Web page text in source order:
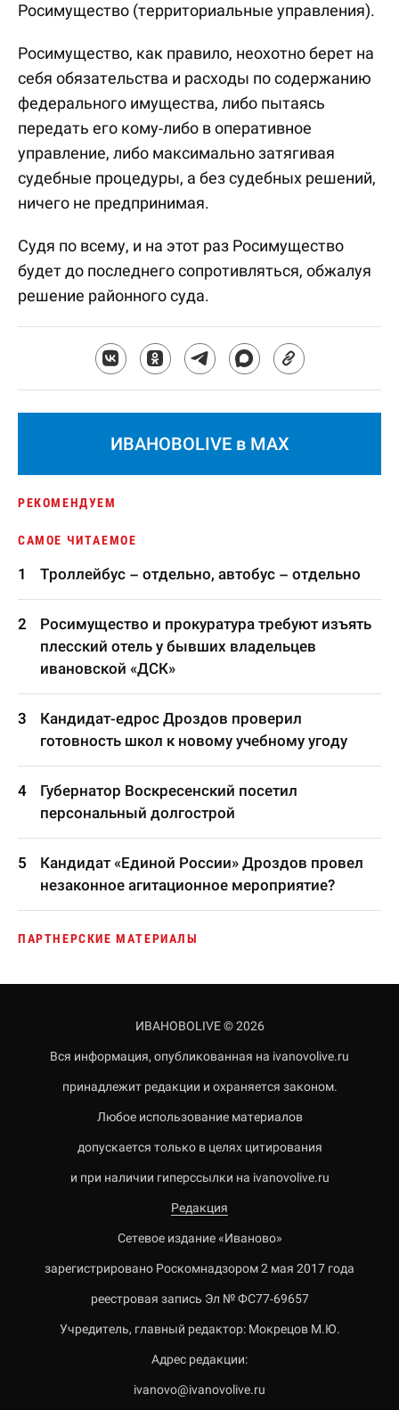
Росимущество (территориальные управления).
Росимущество, как правило, неохотно берет на
себя обязательства и расходы по содержанию
федерального имущества, либо пытаясь
передать его кому-либо в оперативное
управление, либо максимально затягивая
судебные процедуры, а без судебных решений,
ничего не предпринимая.
Судя по всему, и на этот раз Росимущество
будет до последнего сопротивляться, обжалуя
решение районного суда.
ИВАНОВОLIVE в MAX
РЕКОМЕНДУЕМ
САМОЕ ЧИТАЕМОЕ
Троллейбус – отдельно, автобус – отдельно
Росимущество и прокуратура требуют изъять
плесский отель у бывших владельцев
ивановской «ДСК»
Кандидат-едрос Дроздов проверил
готовность школ к новому учебному угоду
Губернатор Воскресенский посетил
персональный долгострой
Кандидат «Единой России» Дроздов провел
незаконное агитационное мероприятие?
ПАРТНЕРСКИЕ МАТЕРИАЛЫ
ИВАНОВОLIVE © 2026
Вся информация, опубликованная на ivanovolive.ru
принадлежит редакции и охраняется законом.
Любое использование материалов
допускается только в целях цитирования
и при наличии гиперссылки на ivanovolive.ru
Редакция
Сетевое издание «Иваново»
зарегистрировано Роскомнадзором 2 мая 2017 года
реестровая запись Эл № ФС77-69657
Учредитель, главный редактор: Мокрецов М.Ю.
Адрес редакции:
ivanovo@ivanovolive.ru